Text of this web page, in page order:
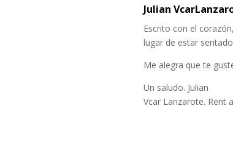
Julian
Escrito con el
lugar de estar
Me alegra que te
Un saludo. Julian
Vcar Lanzarote. Rent